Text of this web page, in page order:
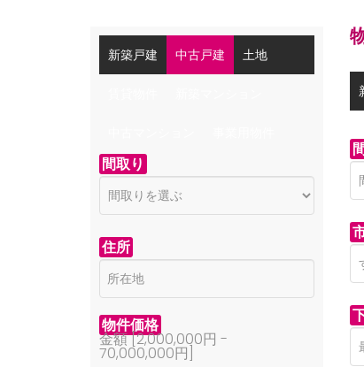
新築戸建 中古戸建 土地
間取り
住所
物件価格
金額 [2,000,000円 -
70,000,000円